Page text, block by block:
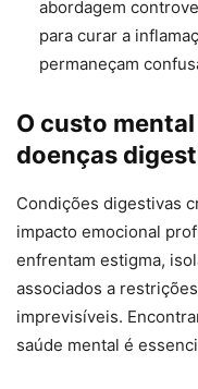
abordagem
para curar a
permaneçam
O custo
doenças
Condições digestivas
impacto emocional
enfrentam estigma,
associados a
imprevisíveis.
saúde mental é